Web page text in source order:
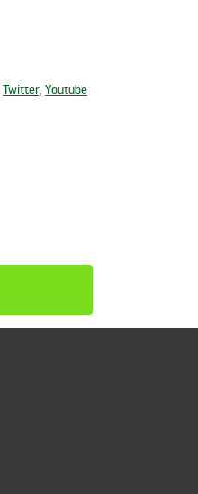
Twitter, Youtube